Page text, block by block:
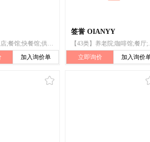
【43类】饭店;餐馆;快餐馆;供应乌冬面和荞麦面的餐馆;活动房屋出租;餐馆预订;小酒馆服务;拉面馆
加入询价单
签誉 OIANYY
【43类】养老院;咖啡
立即询价
加入询价